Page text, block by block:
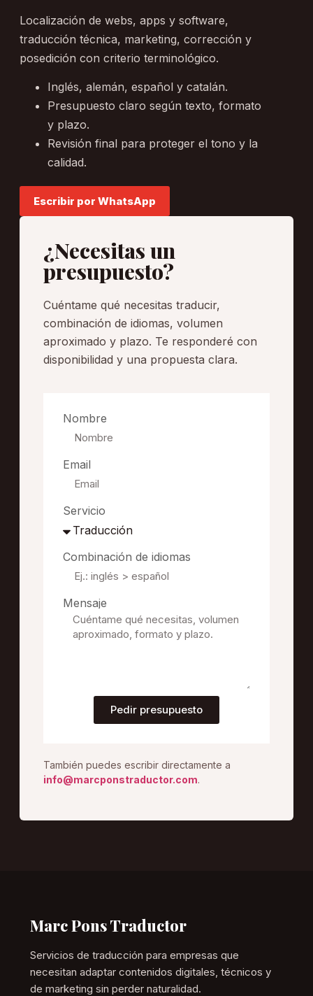
Localización de webs, apps y software,
traducción técnica, marketing, corrección y
posedición con criterio terminológico.
Inglés, alemán, español y catalán.
Presupuesto claro según texto, formato
y plazo.
Revisión final para proteger el tono y la
calidad.
Escribir por WhatsApp
¿Necesitas un
presupuesto?
Cuéntame qué necesitas traducir,
combinación de idiomas, volumen
aproximado y plazo. Te responderé con
disponibilidad y una propuesta clara.
Nombre
Email
Servicio
Combinación de idiomas
Mensaje
Pedir presupuesto
También puedes escribir directamente a
info@marcponstraductor.com.
Marc Pons Traductor
Servicios de traducción para empresas que
necesitan adaptar contenidos digitales, técnicos y
de marketing sin perder naturalidad.